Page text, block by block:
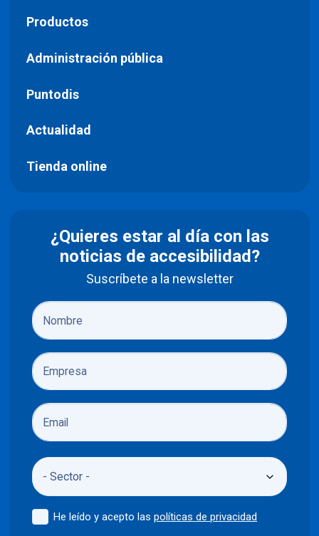
Productos
Administración pública
Puntodis
Actualidad
Tienda online
¿Quieres estar al día con las
noticias de accesibilidad?
Suscríbete a la newsletter
He leído y acepto laspolíticas de privacidad